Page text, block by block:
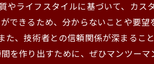
やライフスタイルに基づいて、カス
できるため、分からないことや要望
、技術者との信頼関係が深まるこ
を作り出すために、ぜひマンツーマ